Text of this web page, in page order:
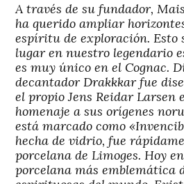
A través de su fundador,
ha querido ampliar
espíritu de exploración. Esto
lugar en nuestro legendario
es muy único en el Cognac.
decantador Drakkkar fue
el propio Jens Reidar Larsen
homenaje a sus orígenes
está marcado como
hecha de vidrio, fue
porcelana de Limoges. Hoy
porcelana más emblemática